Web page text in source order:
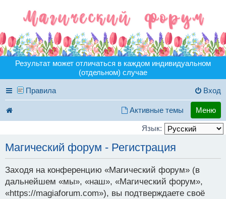
Результат может отличаться в каждом индивидуальном
(отдельном) случае
Правила Вход
Активные темы Меню
Язык:
Магический форум - Регистрация
Заходя на конференцию «Магический форум» (в
дальнейшем «мы», «наш», «Магический форум»,
«https://magiaforum.com»), вы подтверждаете своё